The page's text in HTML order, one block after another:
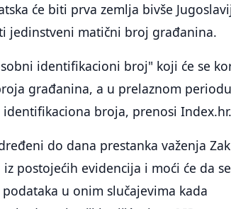
će biti prva zemlja bivše
jedinstveni matični broj građanina.
identifikacioni broj" koji će se
građanina, a u prelaznom
broja, prenosi
do dana prestanka važenja
postojećih evidencija i moći će da se
u onim slučajevima kada